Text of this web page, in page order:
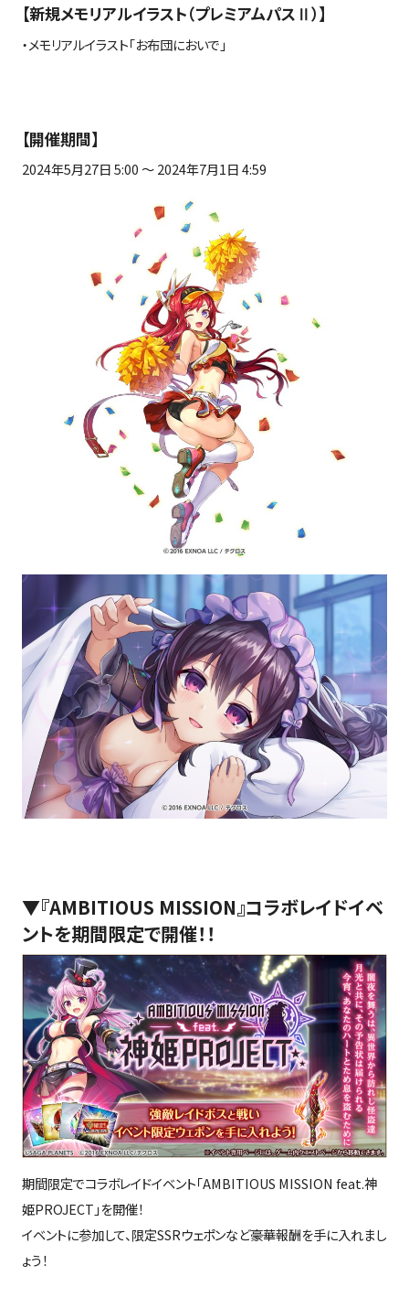
【新規メモリアルイラスト（プレミアムパス Ⅱ）】
・メモリアルイラスト「お布団においで」
【開催期間】
2024年5月27日 5:00 ～ 2024年7月1日 4:59
▼『AMBITIOUS MISSION』コラボレイドイベ
ントを期間限定で開催！！
期間限定でコラボレイドイベント「AMBITIOUS MISSION feat.神
姫PROJECT 」を開催！
イベントに参加して、限定SSRウェポンなど豪華報酬を手に入れまし
ょう！